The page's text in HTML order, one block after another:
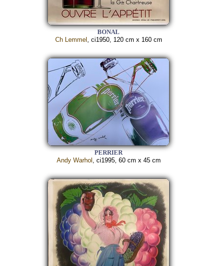
BONAL
Ch Lemmel , ci1950, 120 cm x 160 cm
PERRIER
Andy Warhol , ci1995, 60 cm x 45 cm